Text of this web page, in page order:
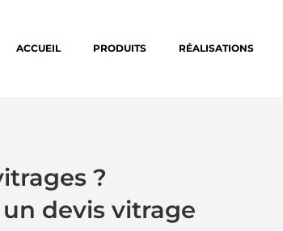
ACCUEIL PRODUITS RÉALISATIONS
?
devis vitrage